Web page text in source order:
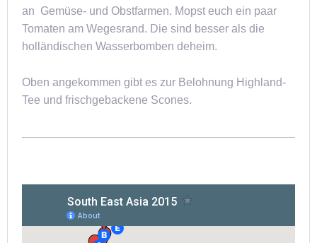
an Gemüse- und Obstfarmen. Mopst euch ein paar
Tomaten am Wegesrand. Die sind besser als die
holländischen Wasserbomben deheim.
Oben angekommen gibt es zur Belohnung Highland-
Tee und frischgebackene Scones.